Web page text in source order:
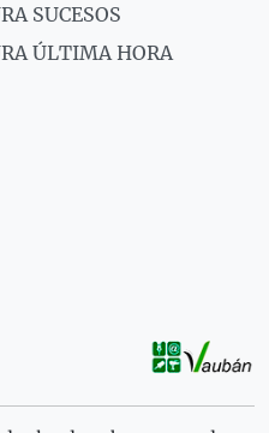
SUCESOS
ÚLTIMA HORA